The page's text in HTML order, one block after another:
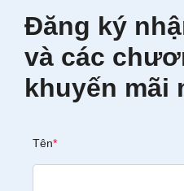
Đăng ký
và các
khuyến mãi
Tên*